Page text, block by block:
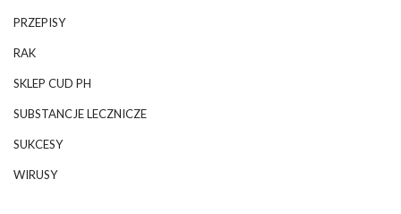
PRZEPISY
RAK
SKLEP CUD PH
SUBSTANCJE LECZNICZE
SUKCESY
WIRUSY